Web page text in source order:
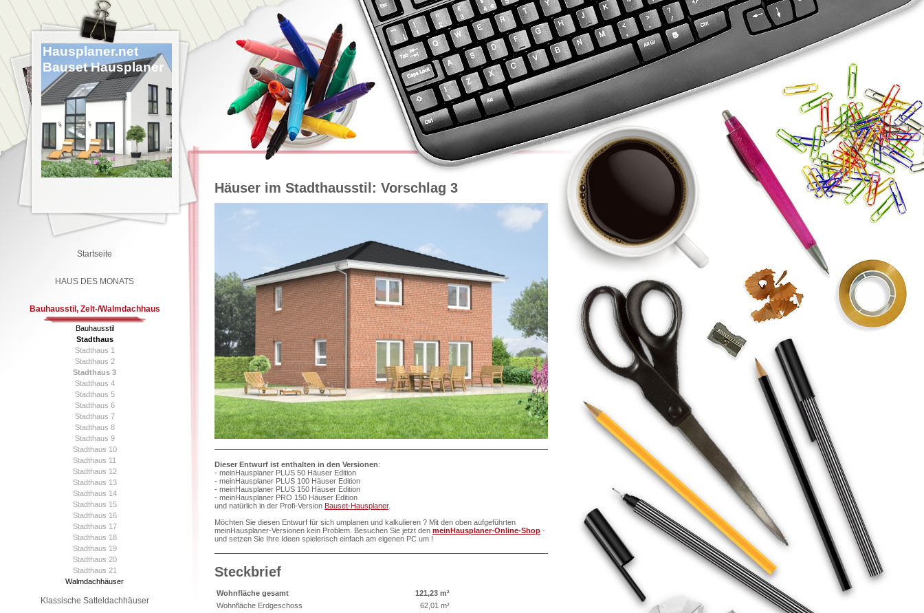
Hausplaner.net
Bauset Hausplaner
Häuser im Stadthausstil: Vorschlag 3
Dieser Entwurf ist enthalten in den Versionen:
- meinHausplaner PLUS 50 Häuser Edition
- meinHausplaner PLUS 100 Häuser Edition
- meinHausplaner PLUS 150 Häuser Edition
- meinHausplaner PRO 150 Häuser Edition
und natürlich in der Profi-Version Bauset-Hausplaner.
Möchten Sie diesen Entwurf für sich umplanen und kalkulieren ? Mit den oben aufgeführten
meinHausplaner-Versionen kein Problem. Besuchen Sie jetzt den meinHausplaner-Online-Shop -
und setzen Sie Ihre Ideen spielerisch einfach am eigenen PC um !
Steckbrief
Wohnfläche gesamt
121,23 m²
Wohnfläche Erdgeschoss
62,01 m²
Startseite
HAUS DES MONATS
Bauhausstil, Zelt-/Walmdachhaus
Bauhausstil
Stadthaus
Stadthaus 1
Stadthaus 2
Stadthaus 3
Stadthaus 4
Stadthaus 5
Stadthaus 6
Stadthaus 7
Stadthaus 8
Stadthaus 9
Stadthaus 10
Stadthaus 11
Stadthaus 12
Stadthaus 13
Stadthaus 14
Stadthaus 15
Stadthaus 16
Stadthaus 17
Stadthaus 18
Stadthaus 19
Stadthaus 20
Stadthaus 21
Walmdachhäuser
Klassische Satteldachhäuser